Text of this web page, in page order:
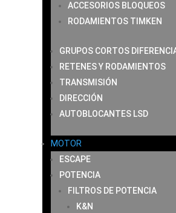
ACCESORIOS BLOQUEOS
RODAMIENTOS TIMKEN
GRUPOS CORTOS
RETENES Y RODAMIENTOS
TRANSMISIÓN
DIRECCIÓN
AUTOBLOCANTES LSD
MOTOR
ESCAPE
POTENCIA
FILTROS DE POTENCIA
K&N